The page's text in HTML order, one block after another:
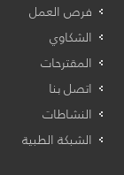
فرص العمل
الشكاوي
المقترحات
اتصل بنا
النشاطات
الشبكة الطبية